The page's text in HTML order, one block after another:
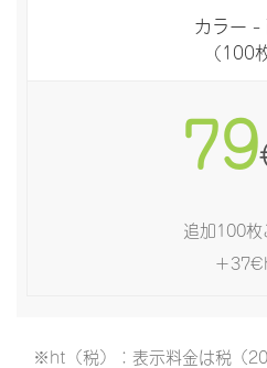
カラー -
（100
79
追加100枚
＋
※ht（税）：表示料金は税（